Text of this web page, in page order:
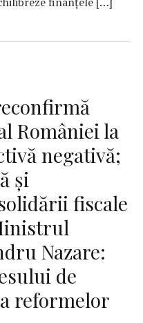
României la
negativă;
și
fiscale
Nazare:
de
reformelor